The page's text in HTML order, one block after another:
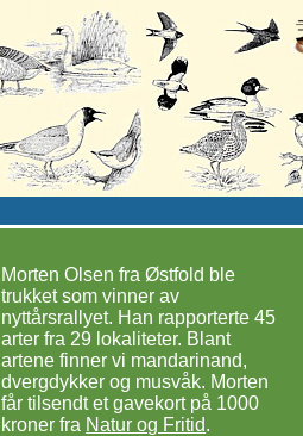
Morten Olsen fra Østfold ble
trukket som vinner av
nyttårsrallyet. Han rapporterte 45
arter fra 29 lokaliteter. Blant
artene finner vi mandarinand,
dvergdykker og musvåk. Morten
får tilsendt et gavekort på 1000
kroner fra Natur og Fritid.